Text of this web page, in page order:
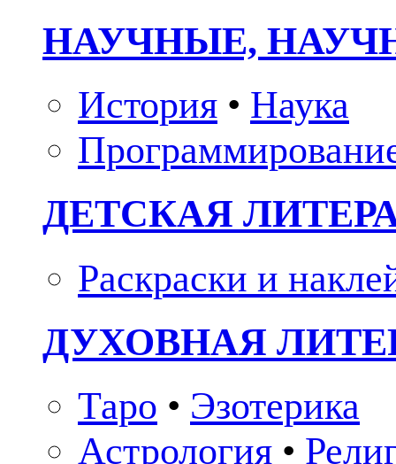
НАУЧНЫЕ,
История • Наука
ДЕТСКАЯ
Раскраски и
ДУХОВНАЯ
Таро • Эзотерика
Астрология •